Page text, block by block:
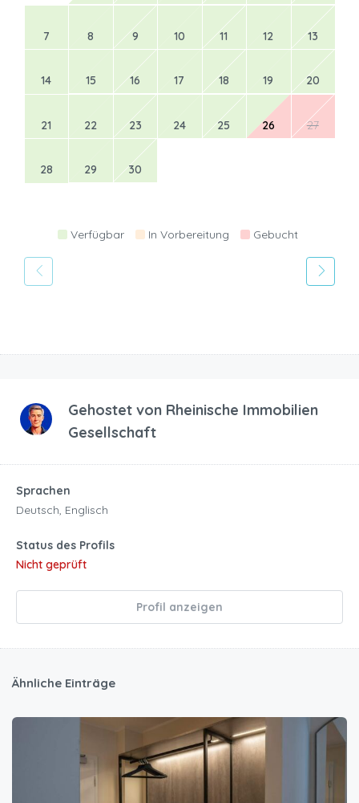
7 8 9 10 11 12 13
14 15 16 17 18 19 20
21 22 23 24 25 26 27
28 29 30
Verfügbar In Vorbereitung Gebucht
Gehostet von Rheinische Immobilien
Gesellschaft
Sprachen
Deutsch, Englisch
Status des Profils
Nicht geprüft
Profil anzeigen
Ähnliche Einträge